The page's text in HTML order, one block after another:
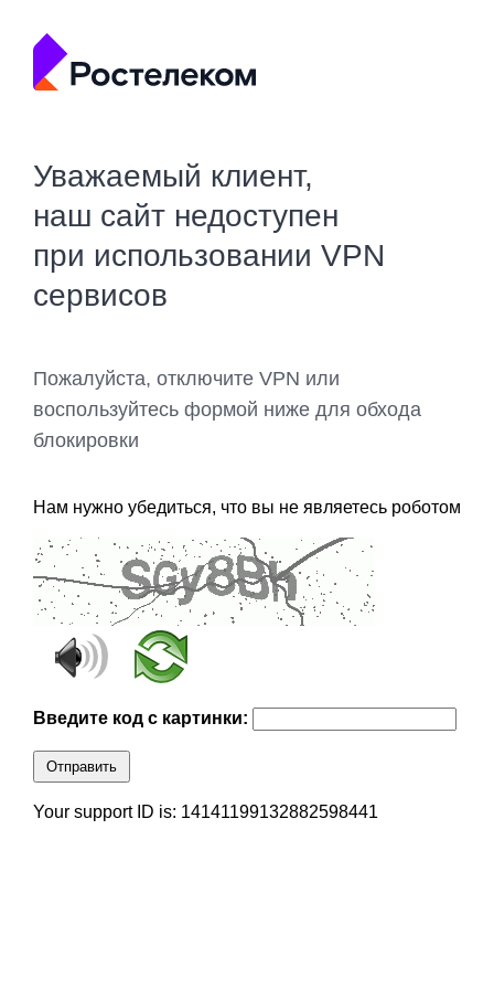
Уважаемый клиент,
наш сайт недоступен
при использовании VPN
сервисов
Пожалуйста, отключите VPN или
воспользуйтесь формой ниже для обхода
блокировки
Нам нужно убедиться, что вы не являетесь роботом
Введите код с картинки:
Отправить
Your support ID is: 14141199132882598441